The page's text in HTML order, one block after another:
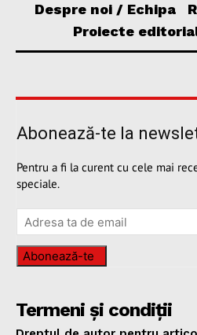
Despre noi / Echipa
Proiecte
Abonează-te la
Pentru a fi la curent cu cele mai
speciale.
Abonează-te
Termeni și condiții